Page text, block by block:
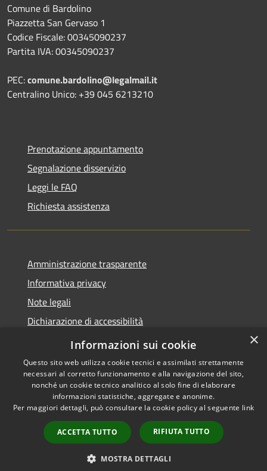
Comune di Bardolino
Piazzetta San Gervaso 1
Codice Fiscale: 00345090237
Partita IVA: 00345090237
PEC:comune.bardolino@legalmail.it
Centralino Unico: +39 045 6213210
Prenotazione appuntamento
Segnalazione disservizio
Leggi le FAQ
Richiesta assistenza
Amministrazione trasparente
Informativa privacy
Note legali
Dichiarazione di accessibilità
Link app municipium
Accessibilità
Copyright © 2026 • Comune di
Bardolino • Powered by
Municipium•
Accesso
redazione
×
Informazioni sui cookie
Questo sito web utilizza cookie tecnici e assimilati strettamente
necessari al corretto funzionamento e alla navigazione del sito,
nonché un cookie tecnico analitico al solo fine di elaborare
informazioni statistiche, aggregate e anonime.
Per maggiori dettagli, può consultare la cookie policy al seguente link
ACCETTA TUTTO RIFIUTA TUTTO
MOSTRA DETTAGLI